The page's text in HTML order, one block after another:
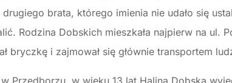
brata, którego imienia nie udało się
Rodzina Dobskich mieszkała najpierw na ul.
bryczkę i zajmował się głównie transportem
Przedborzu, w wieku 13 lat Halina Dobska